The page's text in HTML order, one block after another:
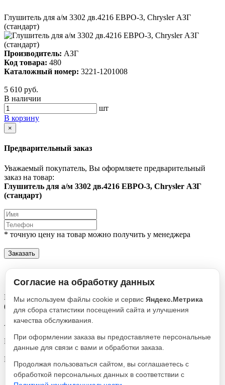
Глушитель для а/м 3302 дв.4216 ЕВРО-3, Chrysler АЗГ
(стандарт)
Производитель: АЗГ
Код товара: 480
Каталожный номер: 3221-1201008
5 610 руб.
В наличии
шт
В корзину
×
Предварительный заказ
Уважаемый покупатель, Вы оформляете предварительный
заказ на товар:
Глушитель для а/м 3302 дв.4216 ЕВРО-3, Chrysler АЗГ
(стандарт)
* точную цену на товар можно получить у менеджера
Заказать
Описание
Характеристики
Глушитель для а/м 3302 дв.4216 ЕВРО-3, Chrysler АЗГ
(стандарт)
Артикул
Реквизиты
Глушитель / Товар / 480
Производитель
АЗГ
Согласие на обработку данных
Мы используем файлы cookie и сервис Яндекс.Метрика
для сбора статистики посещений сайта и улучшения
качества обслуживания.
При оформлении заказа вы предоставляете персональные
данные для связи с вами и обработки заказа.
Продолжая пользоваться сайтом, вы соглашаетесь с
обработкой персональных данных в соответствии с